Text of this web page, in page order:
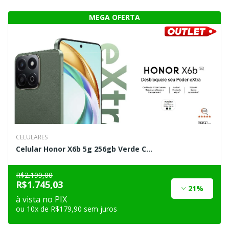
CELULARES
Celular Honor X6b 5g 256gb Verde C...
R$2.199,00
R$1.745,03 21%
à vista no PIX
ou 10x de R$179,90 sem juros